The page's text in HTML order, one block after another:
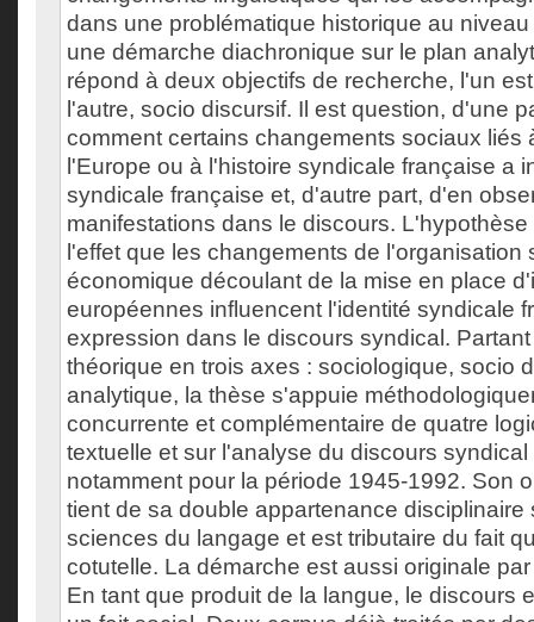
dans une problématique historique au
une démarche diachronique sur le plan
répond à deux objectifs de recherche, l'un
l'autre, socio discursif. Il est question, d'une
comment certains changements sociaux liés
l'Europe ou à l'histoire syndicale française a
syndicale française et, d'autre part, d'en
manifestations dans le discours.
l'effet que les changements de l'organisation
économique découlant de la mise en place
européennes influencent l'identité syndicale
expression dans le discours syndical.
théorique en trois axes : sociologique, socio
analytique, la thèse s'appuie
concurrente et complémentaire de quatre
textuelle et sur l'analyse du discours syndical
notamment pour la période 1945-1992. Son
tient de sa double appartenance disciplinaire
sciences du langage et est tributaire du fait
cotutelle. La démarche est aussi originale
En tant que produit de la langue, le discours